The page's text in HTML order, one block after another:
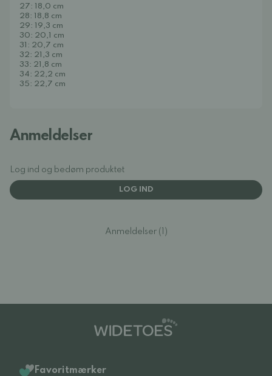
27: 18,0 cm
28: 18,8 cm
29: 19,3 cm
30: 20,1 cm
31: 20,7 cm
32: 21,3 cm
33: 21,8 cm
34: 22,2 cm
35: 22,7 cm
Anmeldelser
Log ind og bedøm produktet
LOG IND
Anmeldelser (1)
Favoritmærker